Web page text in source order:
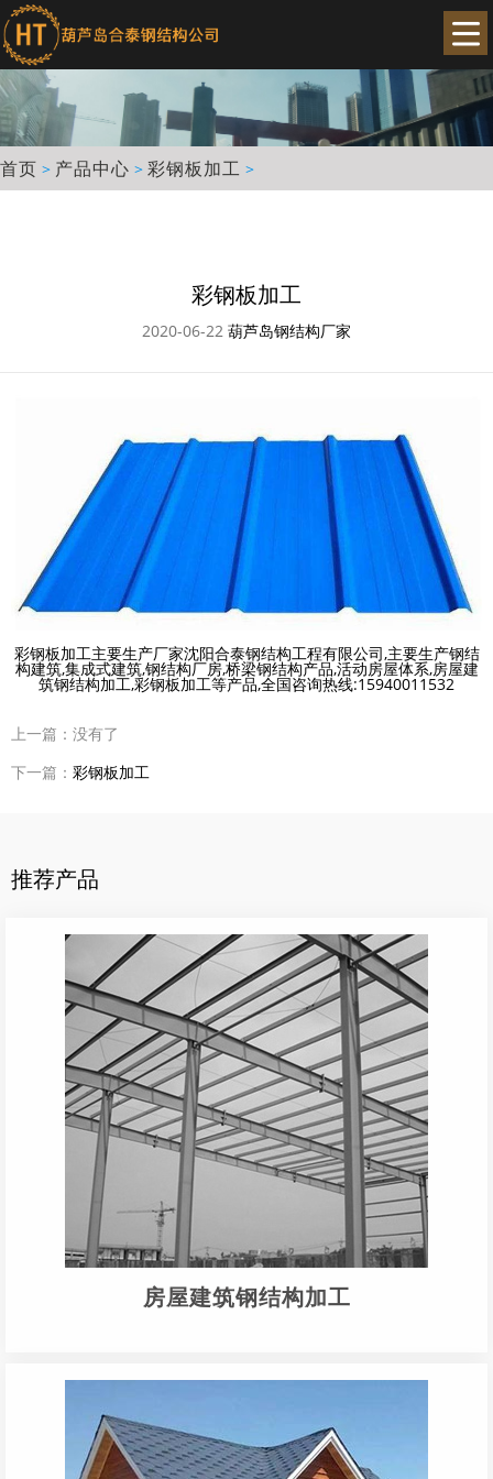
首页 > 产品中心 > 彩钢板加工 >
彩钢板加工
2020-06-22 葫芦岛钢结构厂家
彩钢板加工主要生产厂家沈阳合泰钢结构工程有限公司,主要生产钢结
构建筑,集成式建筑,钢结构厂房,桥梁钢结构产品,活动房屋体系,房屋建
筑钢结构加工,彩钢板加工等产品,全国咨询热线:15940011532
上一篇：没有了
下一篇： 彩钢板加工
推荐产品
房屋建筑钢结构加工